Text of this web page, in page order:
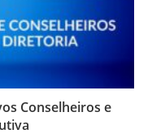
Conselheiros e